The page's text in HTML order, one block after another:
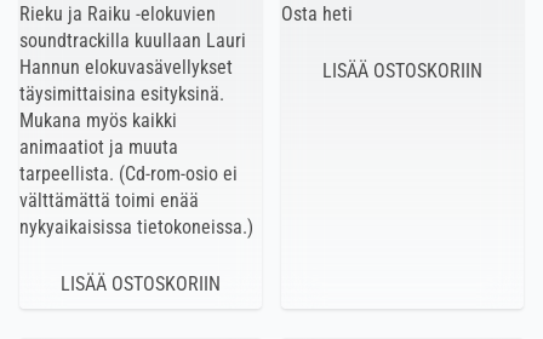
Rieku ja Raiku -elokuvien
soundtrackilla kuullaan Lauri
Hannun elokuvasävellykset
täysimittaisina esityksinä.
Mukana myös kaikki
animaatiot ja muuta
tarpeellista. (Cd-rom-osio ei
välttämättä toimi enää
nykyaikaisissa tietokoneissa.)
Osta heti